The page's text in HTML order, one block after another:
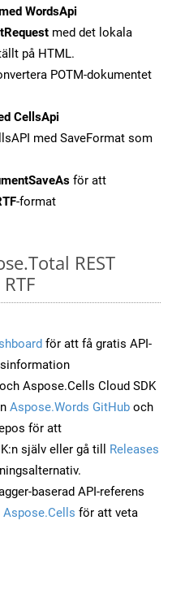
WordsApi
med det lokala
på HTML.
POTM-dokumentet
CellsApi
med SaveFormat som
för att
-format
REST
för att få gratis API-
Aspose.Cells Cloud SDK
Aspose.Words GitHub och
för att
själv eller gå till Releases
baserad API-referens
Aspose.Cells för att veta